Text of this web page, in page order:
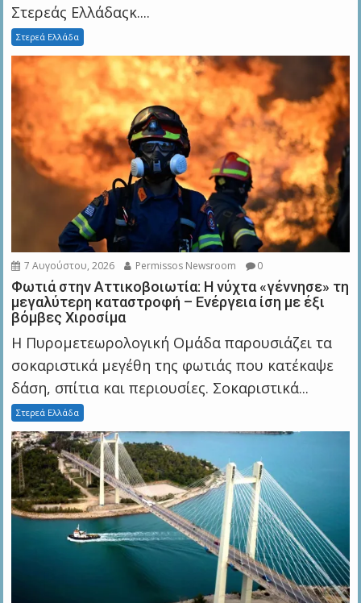
Στερεάς Ελλάδαςκ....
Στερεά Ελλάδα
7 Αυγούστου, 2026 Permissos Newsroom 0
Φωτιά στην Αττικοβοιωτία: Η νύχτα «γέννησε» τη
μεγαλύτερη καταστροφή – Ενέργεια ίση με έξι
βόμβες Χιροσίμα
Η Πυρομετεωρολογική Ομάδα παρουσιάζει τα
σοκαριστικά μεγέθη της φωτιάς που κατέκαψε
δάση, σπίτια και περιουσίες. Σοκαριστικά...
Στερεά Ελλάδα